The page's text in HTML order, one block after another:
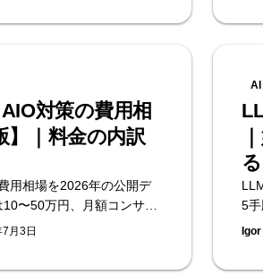
ットについて詳しく説明
対策の費用相
】｜料金の内訳
用相場を2026年の公開デ
〜50万円、月額コンサル
す。料金の内訳・選び
月3日
AI
5手
に